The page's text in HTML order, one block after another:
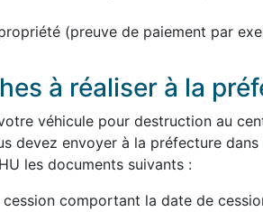
(preuve de paiement par
à réaliser à la
véhicule pour destruction au
devez envoyer à la préfecture
les documents suivants :
comportant la date de